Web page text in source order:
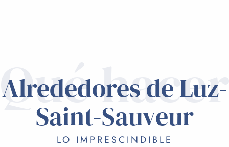
Qué hacer
Alrededores de Luz-
Saint-Sauveur
LO IMPRESCINDIBLE